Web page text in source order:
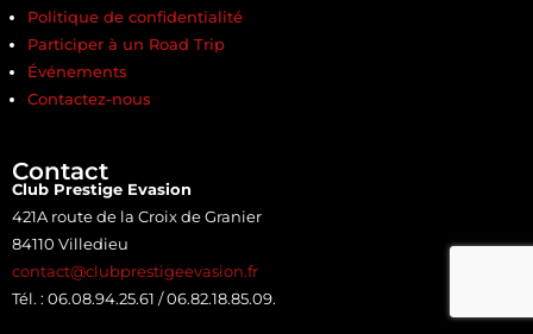
Politique de confidentialité
Participer à un Road Trip
Événements
Contactez-nous
Contact
Club Prestige Evasion
421A route de la Croix de Granier
84110 Villedieu
contact@clubprestigeevasion.fr
Tél. : 06.08.94.25.61 / 06.82.18.85.09.